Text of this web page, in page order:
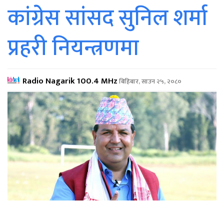
कांग्रेस सांसद सुनिल शर्मा
प्रहरी नियन्त्रणमा
Radio Nagarik 100.4 MHzबिहिबार, साउन २५, २०८०